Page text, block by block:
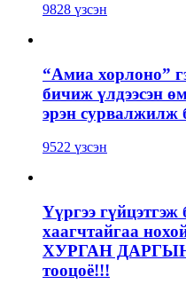
9828 үзсэн
“Амиа хорлоно”
бичиж үлдээсэн
эрэн сурвалжилж
9522 үзсэн
Үүргээ
хаагчтайгаа
ХУРГАН ДАРГЫН
тооцоё!!!